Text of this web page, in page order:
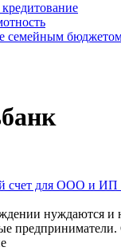
семейным
счет для ООО и ИП
нуждаются и
предприниматели.